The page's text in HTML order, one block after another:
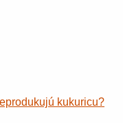
kukuricu?